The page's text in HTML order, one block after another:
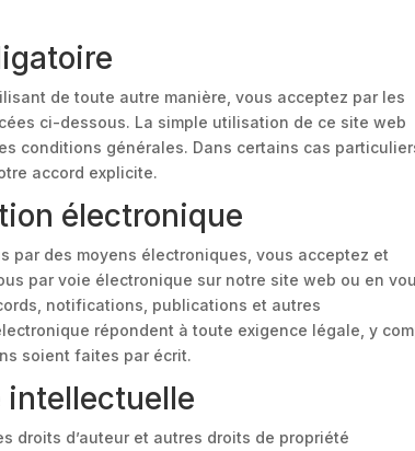
de toute autre manière, vous acceptez par les
ci-dessous. La simple utilisation de ce site web
conditions générales. Dans certains cas
accord explicite.
électronique
par des moyens électroniques, vous acceptez et
par voie électronique sur notre site web ou en
notifications, publications et autres
répondent à toute exigence légale, y
soient faites par écrit.
intellectuelle
droits d’auteur et autres droits de propriété